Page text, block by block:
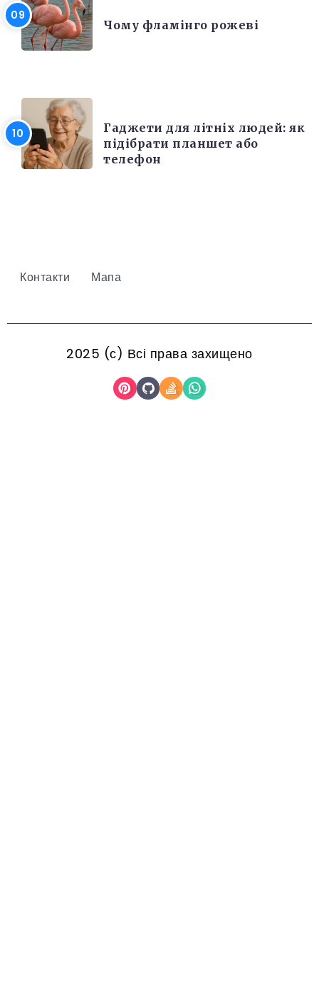
Чому фламінго рожеві
Гаджети для літніх людей: як
підібрати планшет або
телефон
Контакти Мапа
2025 (с) Всі права захищено